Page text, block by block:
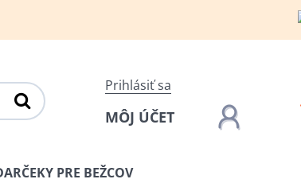
Prihlásiť sa
MÔJ ÚČET
PRE BEŽCOV